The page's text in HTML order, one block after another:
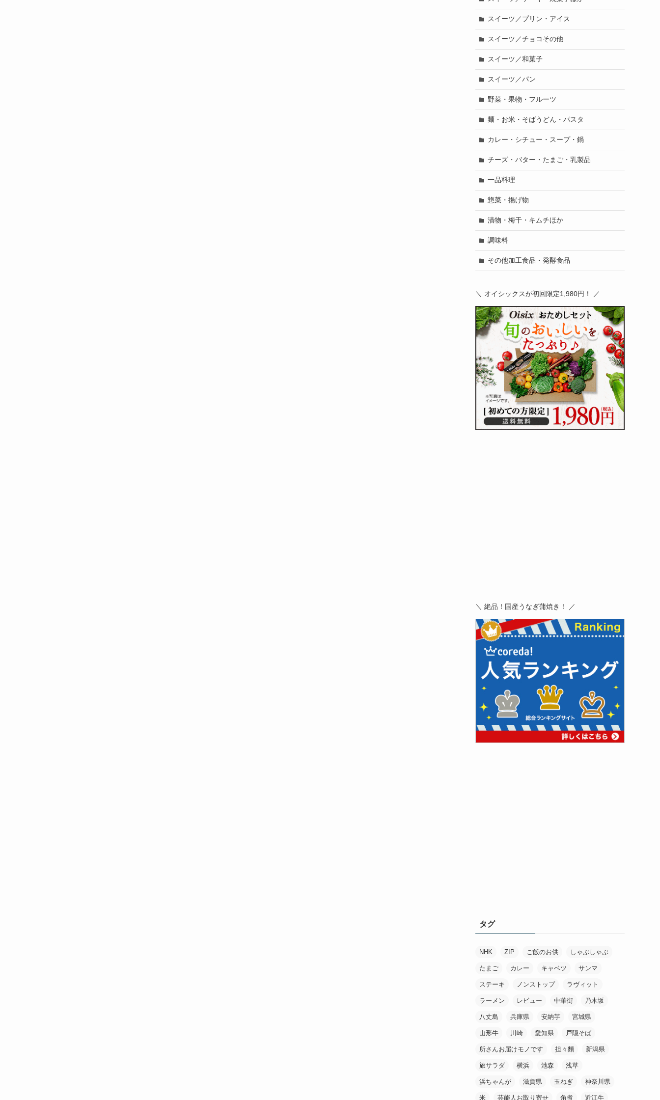
スイーツ／プリン・アイス
スイーツ／チョコその他
スイーツ／和菓子
スイーツ／パン
野菜・果物・フルーツ
麺・お米・そばうどん・パスタ
カレー・シチュー・スープ・鍋
チーズ・バター・たまご・乳製品
一品料理
惣菜・揚げ物
漬物・梅干・キムチほか
調味料
その他加工食品・発酵食品
＼ オイシックスが初回限定1,980円！ ／
＼ 絶品！国産うなぎ蒲焼き！ ／
タグ
NHK ZIP ご飯のお供 しゃぶしゃぶ
たまご カレー キャベツ サンマ
ステーキ ノンストップ ラヴィット
ラーメン レビュー 中華街 乃木坂
八丈島 兵庫県 安納芋 宮城県
山形牛 川崎 愛知県 戸隠そば
所さんお届けモノです 担々麵 新潟県
旅サラダ 横浜 池森 浅草
浜ちゃんが 滋賀県 玉ねぎ 神奈川県
米 芸能人お取り寄せ 角煮 近江牛